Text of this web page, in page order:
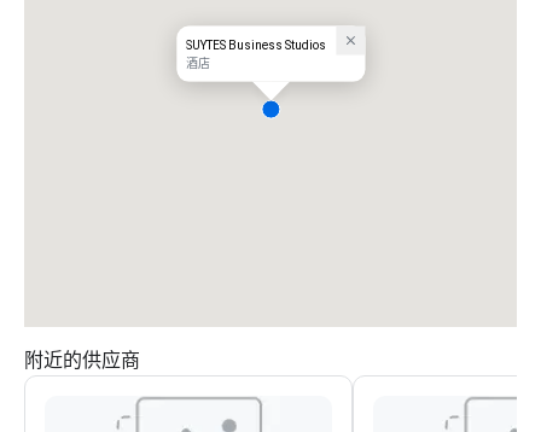
SUYTES Business Studios
酒店
附近的供应商